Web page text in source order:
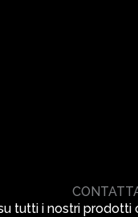
tutti i nostri prodotti